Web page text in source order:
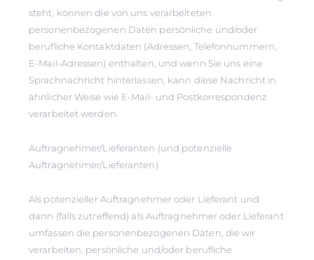
steht, können die von uns verarbeiteten
personenbezogenen Daten persönliche und/oder
berufliche Kontaktdaten (Adressen, Telefonnummern,
E-Mail-Adressen) enthalten, und wenn Sie uns eine
Sprachnachricht hinterlassen, kann diese Nachricht in
ähnlicher Weise wie E-Mail- und Postkorrespondenz
verarbeitet werden.
Auftragnehmer/Lieferanten (und potenzielle
Auftragnehmer/Lieferanten)
Als potenzieller Auftragnehmer oder Lieferant und
dann (falls zutreffend) als Auftragnehmer oder Lieferant
umfassen die personenbezogenen Daten, die wir
verarbeiten, persönliche und/oder berufliche